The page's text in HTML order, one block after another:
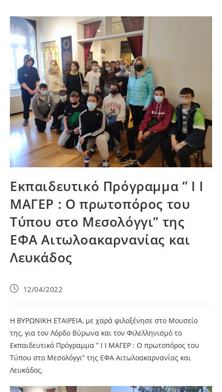
Εκπαιδευτικό Πρόγραμμα ” Ι Ι
ΜΑΓΕΡ : Ο πρωτοπόρος του
Τύπου στο Μεσολόγγι” της
ΕΦΑ Αιτωλοακαρνανίας και
Λευκάδος
12/04/2022
Η ΒΥΡΩΝΙΚΗ ΕΤΑΙΡΕΙΑ, με χαρά φιλοξένησε στο Μουσείο
της, για τον Λόρδο Βύρωνα και τον Φιλελληνισμό το
Εκπαιδευτικό Πρόγραμμα ” Ι Ι ΜΑΓΕΡ : Ο πρωτοπόρος του
Τύπου στο Μεσολόγγι” της ΕΦΑ Αιτωλοακαρνανίας και
Λευκάδος.